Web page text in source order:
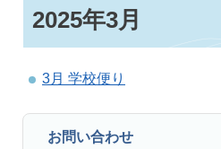
2025年3月
3月 学校便り
お問い合わせ